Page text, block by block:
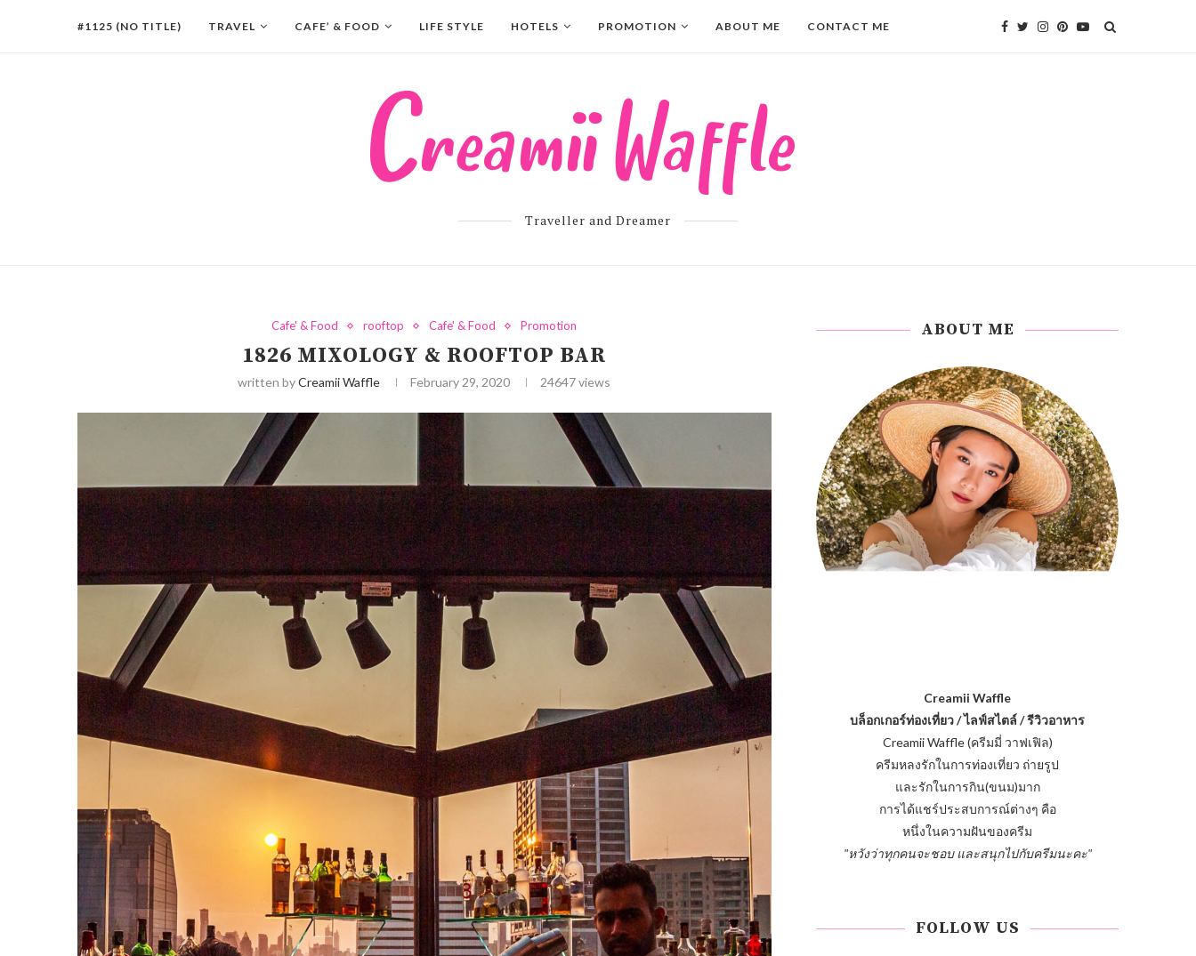
#1125 (NO TITLE) TRAVEL CAFE’ & FOOD LIFE STYLE HOTELS PROMOTION ABOUT ME CONTACT ME
Traveller and Dreamer
Cafe' & Food rooftop Cafe' & Food Promotion
1826 MIXOLOGY & ROOFTOP BAR
written byCreamii Waffle February 29, 2020 24647views
ABOUT ME
Creamii Waffle
บล็อกเกอร์ท่องเที่ยว / ไลฟ์สไตล์ / รีวิวอาหาร
Creamii Waffle (ครีมมี่ วาฟเฟิล)
ครีมหลงรักในการท่องเที่ยว ถ่ายรูป
และรักในการกิน(ขนม)มาก
การได้แชร์ประสบการณ์ต่างๆ คือ
หนึ่งในความฝันของครีม
"หวังว่าทุกคนจะชอบ และสนุกไปกับครีมนะคะ"
FOLLOW US